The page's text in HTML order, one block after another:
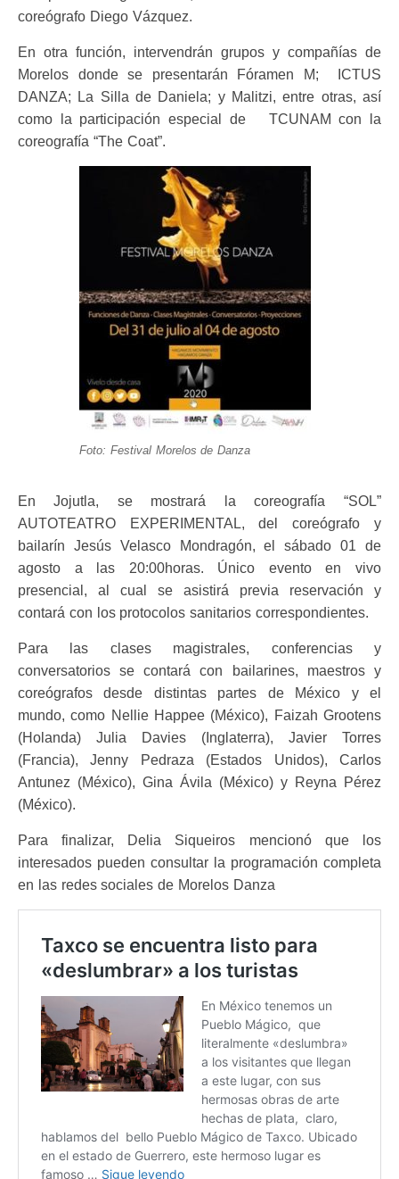
coreógrafo Diego Vázquez.
En otra función, intervendrán grupos y compañías de
Morelos donde se presentarán Fóramen M; ICTUS
DANZA; La Silla de Daniela; y Malitzi, entre otras, así
como la participación especial de TCUNAM con la
coreografía “The Coat”.
Foto: Festival Morelos de Danza
En Jojutla, se mostrará la coreografía “SOL”
AUTOTEATRO EXPERIMENTAL, del coreógrafo y
bailarín Jesús Velasco Mondragón, el sábado 01 de
agosto a las 20:00horas. Único evento en vivo
presencial, al cual se asistirá previa reservación y
contará con los protocolos sanitarios correspondientes.
Para las clases magistrales, conferencias y
conversatorios se contará con bailarines, maestros y
coreógrafos desde distintas partes de México y el
mundo, como Nellie Happee (México), Faizah Grootens
(Holanda) Julia Davies (Inglaterra), Javier Torres
(Francia), Jenny Pedraza (Estados Unidos), Carlos
Antunez (México), Gina Ávila (México) y Reyna Pérez
(México).
Para finalizar, Delia Siqueiros mencionó que los
interesados pueden consultar la programación completa
en las redes sociales de Morelos Danza